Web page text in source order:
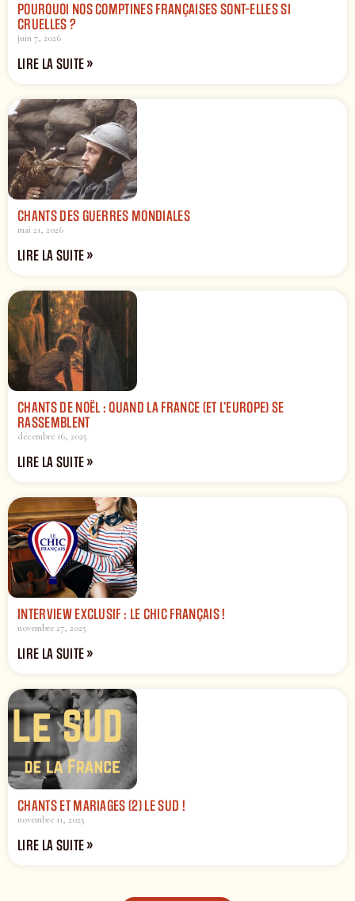
POURQUOI NOS COMPTINES FRANÇAISES SONT-ELLES SI
CRUELLES ?
juin 7, 2026
LIRE LA SUITE »
CHANTS DES GUERRES MONDIALES
mai 21, 2026
LIRE LA SUITE »
CHANTS DE NOËL : QUAND LA FRANCE (ET L’EUROPE) SE
RASSEMBLENT
décembre 16, 2025
LIRE LA SUITE »
INTERVIEW EXCLUSIF : LE CHIC FRANÇAIS !
novembre 27, 2025
LIRE LA SUITE »
CHANTS ET MARIAGES (2) LE SUD !
novembre 11, 2025
LIRE LA SUITE »